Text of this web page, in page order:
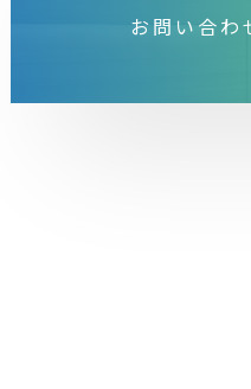
お問い合わ